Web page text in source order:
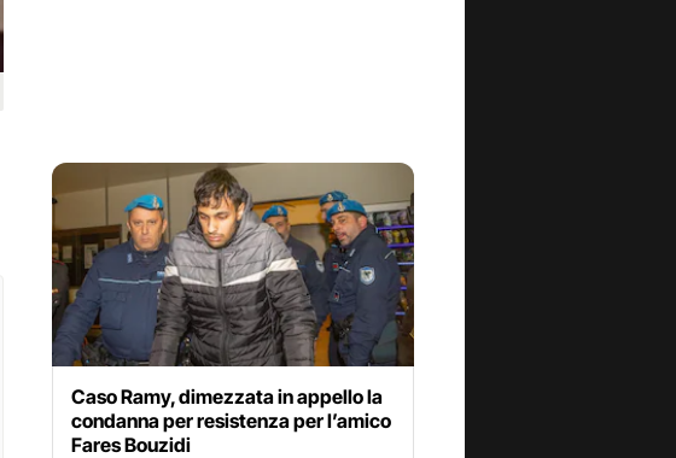
Caso Ramy, dimezzata in appello la
condanna per resistenza per l’amico
Fares Bouzidi